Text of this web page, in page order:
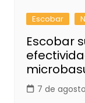
Escobar
Escobar
7 de